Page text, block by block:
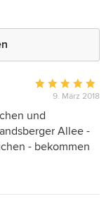
Bewertung:
5
von
5
9. März 2018
und
Allee -
- bekommen
- sehr gute
bei